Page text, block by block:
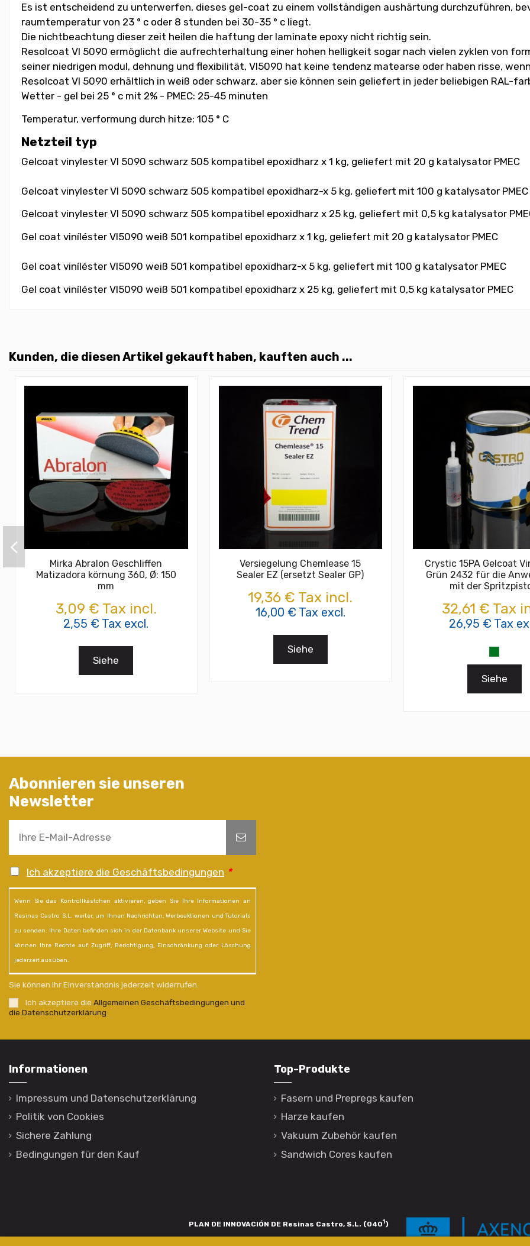
Es ist entscheidend zu unterwerfen, dieses gel-coat zu einem vollständigen aushärtung durchzuführen,
raumtemperatur von 23 ° c oder 8 stunden bei 30-35 ° c liegt.
Die nichtbeachtung dieser zeit heilen die haftung der laminate epoxy nicht richtig sein.
Resolcoat VI 5090 ermöglicht die aufrechterhaltung einer hohen helligkeit sogar nach vielen zyklen von
seiner niedrigen modul, dehnung und flexibilität, VI5090 hat keine tendenz matearse oder haben risse,
Resolcoat VI 5090 erhältlich in weiß oder schwarz, aber sie können sein geliefert in jeder beliebigen RAL-
Wetter - gel bei 25 ° c mit 2% - PMEC: 25-45 minuten
Temperatur, verformung durch hitze: 105 ° C
Netzteil typ
Gelcoat vinylester VI 5090 schwarz 505 kompatibel epoxidharz x 1 kg, geliefert mit 20 g katalysator PMEC
Gelcoat vinylester VI 5090 schwarz 505 kompatibel epoxidharz-x 5 kg, geliefert mit 100 g katalysator PMEC
Gelcoat vinylester VI 5090 schwarz 505 kompatibel epoxidharz x 25 kg, geliefert mit 0,5 kg katalysator
Gel coat viníléster VI5090 weiß 501 kompatibel epoxidharz x 1 kg, geliefert mit 20 g katalysator PMEC
Gel coat viníléster VI5090 weiß 501 kompatibel epoxidharz-x 5 kg, geliefert mit 100 g katalysator PMEC
Gel coat viníléster VI5090 weiß 501 kompatibel epoxidharz x 25 kg, geliefert mit 0,5 kg katalysator PMEC
Kunden, die diesen Artikel gekauft haben, kauften auch ...
Mirka Abralon Geschliffen
Matizadora körnung 360, Ø: 150
mm
3,09 € Tax incl.
2,55 € Tax excl.
Siehe
Versiegelung Chemlease 15
Sealer EZ (ersetzt Sealer GP)
19,36 € Tax incl.
16,00 € Tax excl.
Siehe
Crystic 15PA Gelcoat
Grün 2432 für die
mit der
32,61 € Tax
26,95 € Tax
Siehe
Abonnieren sie unseren
Newsletter
Ich akzeptiere die Geschäftsbedingungen *
Wenn Sie das Kontrollkästchen aktivieren, geben Sie Ihre Informationen an
Resinas Castro S.L. weiter, um Ihnen Nachrichten, Werbeaktionen und Tutorials
zu senden. Ihre Daten befinden sich in der Datenbank unserer Website und Sie
können Ihre Rechte auf Zugriff, Berichtigung, Einschränkung oder Löschung
jederzeit ausüben.
Sie können Ihr Einverständnis jederzeit widerrufen.
Ich akzeptiere die Allgemeinen Geschäftsbedingungen und
die Datenschutzerklärung
Informationen
Impressum und Datenschutzerklärung
Politik von Cookies
Sichere Zahlung
Bedingungen für den Kauf
Top-Produkte
Fasern und Prepregs kaufen
Harze kaufen
Vakuum Zubehör kaufen
Sandwich Cores kaufen
PLAN DE INNOVACIÓN DE Resinas Castro, S.L. (0401 )